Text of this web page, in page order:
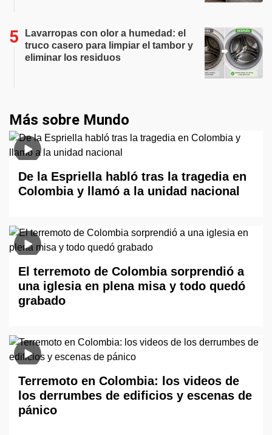
Lavarropas con olor a humedad: el
truco casero para limpiar el tambor y
eliminar los residuos
Más sobre Mundo
De la Espriella habló tras la tragedia en
Colombia y llamó a la unidad nacional
El terremoto de Colombia sorprendió a
una iglesia en plena misa y todo quedó
grabado
Terremoto en Colombia: los videos de
los derrumbes de edificios y escenas de
pánico